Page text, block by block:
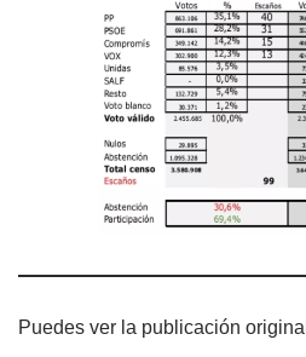
Puedes ver la publicación original